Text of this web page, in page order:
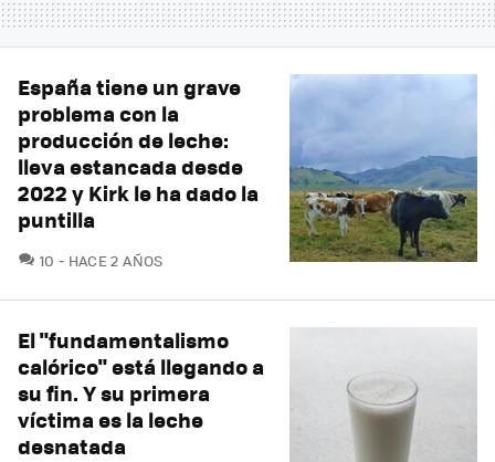
España tiene un grave
problema con la
producción de leche:
lleva estancada desde
2022 y Kirk le ha dado la
puntilla
10 COMENTARIOS
HACE 2 AÑOS
El "fundamentalismo
calórico" está llegando a
su fin. Y su primera
víctima es la leche
desnatada